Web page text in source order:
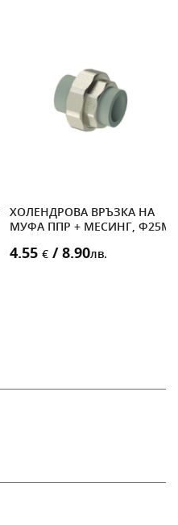
ХОЛЕНДРОВА ВРЪЗКА НА
МУФА ППР + МЕСИНГ,
4.55 € / 8.90лв.